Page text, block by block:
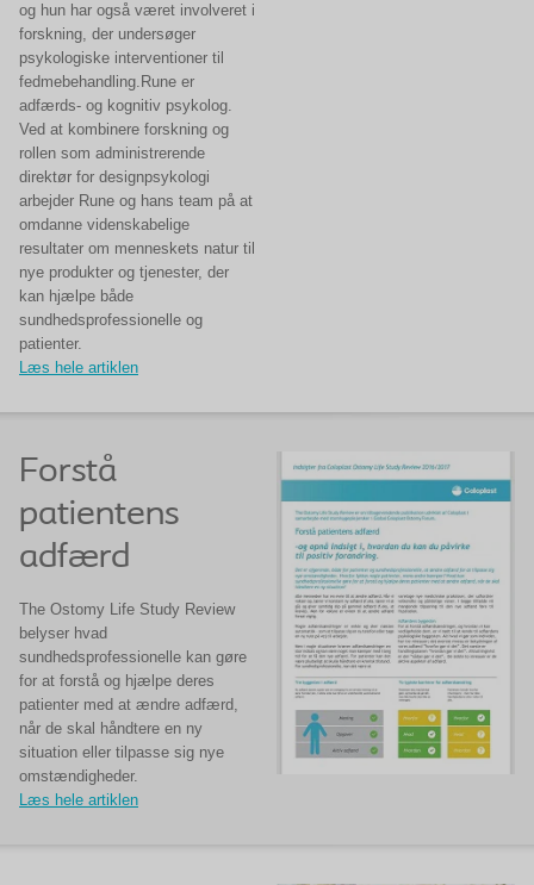
og hun har også været involveret i
forskning, der undersøger
psykologiske interventioner til
fedmebehandling.Rune er
adfærds- og kognitiv psykolog.
Ved at kombinere forskning og
rollen som administrerende
direktør for designpsykologi
arbejder Rune og hans team på at
omdanne videnskabelige
resultater om menneskets natur til
nye produkter og tjenester, der
kan hjælpe både
sundhedsprofessionelle og
patienter.
Læs hele artiklen
Forstå
patientens
adfærd
The Ostomy Life Study Review
belyser hvad
sundhedsprofessionelle kan gøre
for at forstå og hjælpe deres
patienter med at ændre adfærd,
når de skal håndtere en ny
situation eller tilpasse sig nye
omstændigheder.
Læs hele artiklen